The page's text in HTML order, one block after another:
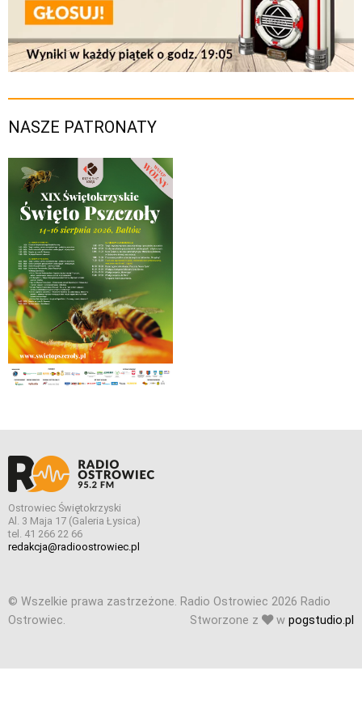
NASZE PATRONATY
Ostrowiec Świętokrzyski
Al. 3 Maja 17 (Galeria Łysica)
tel. 41 266 22 66
redakcja@radioostrowiec.pl
© Wszelkie prawa zastrzeżone. Radio Ostrowiec 2026 Radio
Ostrowiec.
Stworzone z w pogstudio.pl